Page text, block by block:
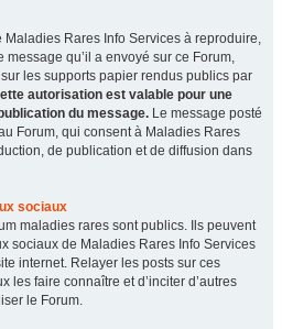
Maladies Rares Info Services à reproduire,
qu’il a envoyé sur ce Forum,
les supports papier rendus publics par
autorisation est valable pour une
du message. Le message posté
Forum, qui consent à Maladies Rares
de publication et de diffusion dans
sociaux
maladies rares sont publics. Ils peuvent
sociaux de Maladies Rares Info Services
internet. Relayer les posts sur ces
les faire connaître et d’inciter d’autres
le Forum.